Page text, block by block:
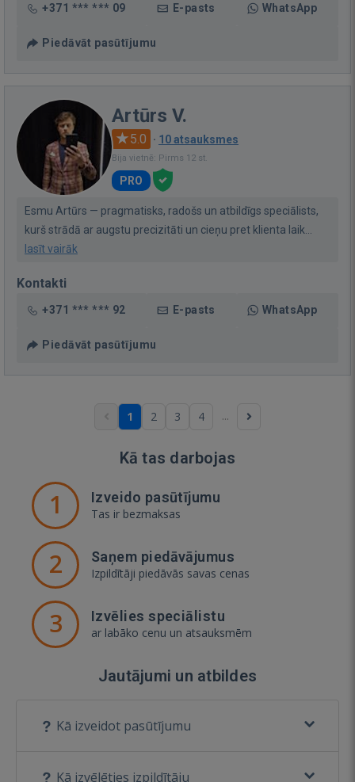
+371 *** *** 09 E-pasts WhatsApp
Piedāvāt pasūtījumu
Artūrs V.
5.0 · 10 atsauksmes
Bija vietnē: Pirms 12 st.
PRO
Esmu Artūrs — pragmatisks, radošs un atbildīgs speciālists,
kurš strādā ar augstu precizitāti un cieņu pret klienta laik...
lasīt vairāk
Kontakti
+371 *** *** 92 E-pasts WhatsApp
Piedāvāt pasūtījumu
1 2 3 4 ...
Kā tas darbojas
1 Izveido pasūtījumu
Tas ir bezmaksas
2 Saņem piedāvājumus
Izpildītāji piedāvās savas cenas
3 Izvēlies speciālistu
ar labāko cenu un atsauksmēm
Jautājumi un atbildes
Kā izveidot pasūtījumu
Kā izvēlēties izpildītāju